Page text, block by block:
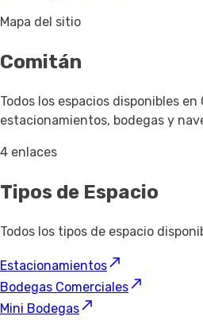
Mapa del sitio
Comitán
Todos los espacios disponibles
estacionamientos, bodegas y
4 enlaces
Tipos de Espacio
Todos los tipos de espacio
Estacionamientos
Bodegas Comerciales
Mini Bodegas